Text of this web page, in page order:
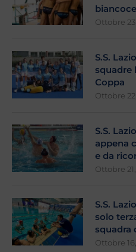
Ottobre
S.S.
squadre
Coppa
Ottobre
S.S.
appena
e da
Ottobre
S.S.
solo
squadra
Ottobre